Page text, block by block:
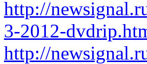
http://
3-2012-
http://